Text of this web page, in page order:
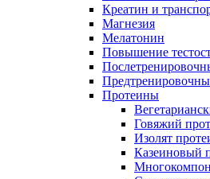
Креатин и
Магнезия
Мелатонин
Повышение
Протеины
Говяжий
Изолят
Казеиновый